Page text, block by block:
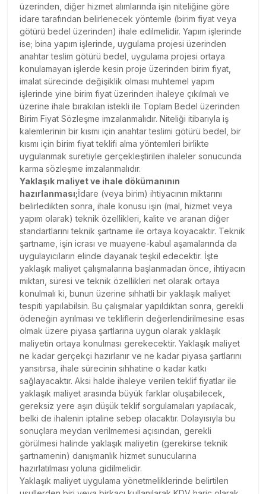
üzerinden, diğer hizmet alımlarında işin niteliğine göre
idare tarafından belirlenecek yöntemle (birim fiyat veya
götürü bedel üzerinden) ihale edilmelidir. Yapım işlerinde
ise; bina yapım işlerinde, uygulama projesi üzerinden
anahtar teslim götürü bedel, uygulama projesi ortaya
konulamayan işlerde kesin proje üzerinden birim fiyat,
imalat sürecinde değişiklik olması muhtemel yapım
işlerinde yine birim fiyat üzerinden ihaleye çıkılmalı ve
üzerine ihale bırakılan istekli ile Toplam Bedel üzerinden
Birim Fiyat Sözleşme imzalanmalıdır. Niteliği itibarıyla iş
kalemlerinin bir kısmı için anahtar teslimi götürü bedel, bir
kısmı için birim fiyat teklifi alma yöntemleri birlikte
uygulanmak suretiyle gerçekleştirilen ihaleler sonucunda
karma sözleşme imzalanmalıdır.
Yaklaşık maliyet ve ihale dökümanının
hazırlanması;İdare (veya birim) ihtiyacının miktarını
belirledikten sonra, ihale konusu işin (mal, hizmet veya
yapım olarak) teknik özellikleri, kalite ve aranan diğer
standartlarını teknik şartname ile ortaya koyacaktır. Teknik
şartname, işin icrası ve muayene-kabul aşamalarında da
uygulayıcıların elinde dayanak teşkil edecektir. İşte
yaklaşık maliyet çalışmalarına başlanmadan önce, ihtiyacın
miktarı, süresi ve teknik özellikleri net olarak ortaya
konulmalı ki, bunun üzerine sıhhatli bir yaklaşık maliyet
tespiti yapılabilsin. Bu çalışmalar yapıldıktan sonra, gerekli
ödeneğin ayrılması ve tekliflerin değerlendirilmesine esas
olmak üzere piyasa şartlarına uygun olarak yaklaşık
maliyetin ortaya konulması gerekecektir. Yaklaşık maliyet
ne kadar gerçekçi hazırlanır ve ne kadar piyasa şartlarını
yansıtırsa, ihale sürecinin sıhhatine o kadar katkı
sağlayacaktır. Aksi halde ihaleye verilen teklif fiyatlar ile
yaklaşık maliyet arasında büyük farklar oluşabilecek,
gereksiz yere aşırı düşük teklif sorgulamaları yapılacak,
belki de ihalenin iptaline sebep olacaktır. Dolayısıyla bu
sonuçlara meydan verilmemesi açısından, gerekli
görülmesi halinde yaklaşık maliyetin (gerekirse teknik
şartnamenin) danışmanlık hizmet sunucularına
hazırlatılması yoluna gidilmelidir.
Yaklaşık maliyet uygulama yönetmeliklerinde belirtilen